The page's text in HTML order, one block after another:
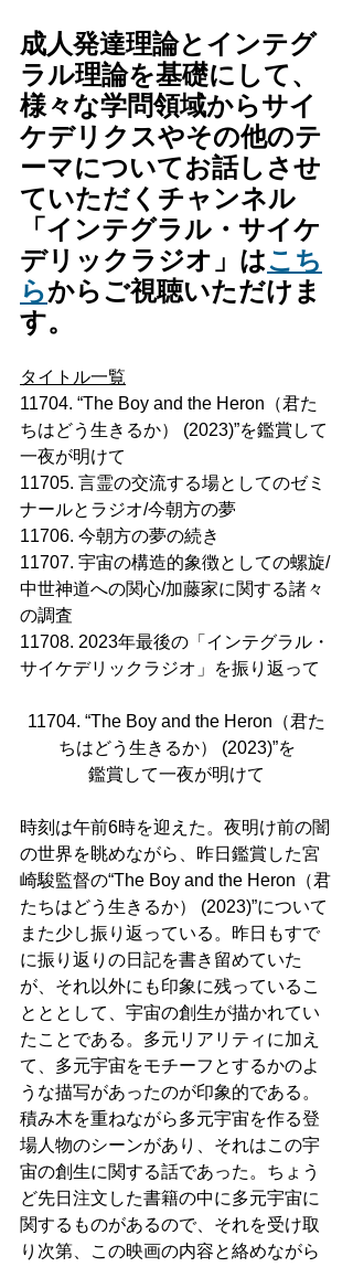
成人発達理論とインテグ
ラル理論を基礎にして、
様々な学問領域からサイ
ケデリクスやその他のテ
ーマについてお話しさせ
ていただくチャンネル
「インテグラル・サイケ
デリックラジオ」はこち
らからご視聴いただけま
す。
タイトル一覧
11704. “The Boy and the Heron（君た
ちはどう生きるか） (2023)”を鑑賞して
一夜が明けて
11705. 言霊の交流する場としてのゼミ
ナールとラジオ/今朝方の夢
11706. 今朝方の夢の続き
11707. 宇宙の構造的象徴としての螺旋/
中世神道への関心/加藤家に関する諸々
の調査
11708. 2023年最後の「インテグラル・
サイケデリックラジオ」を振り返って
11704. “The Boy and the Heron（君た
ちはどう生きるか） (2023)”を
鑑賞して一夜が明けて
時刻は午前6時を迎えた。夜明け前の闇
の世界を眺めながら、昨日鑑賞した宮
崎駿監督の“The Boy and the Heron（君
たちはどう生きるか） (2023)”について
また少し振り返っている。昨日もすで
に振り返りの日記を書き留めていた
が、それ以外にも印象に残っているこ
とととして、宇宙の創生が描かれてい
たことである。多元リアリティに加え
て、多元宇宙をモチーフとするかのよ
うな描写があったのが印象的である。
積み木を重ねながら多元宇宙を作る登
場人物のシーンがあり、それはこの宇
宙の創生に関する話であった。ちょう
ど先日注文した書籍の中に多元宇宙に
関するものがあるので、それを受け取
り次第、この映画の内容と絡めながら